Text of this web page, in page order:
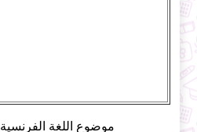
موضوع اللغة الفرنسية 2014رياضيات